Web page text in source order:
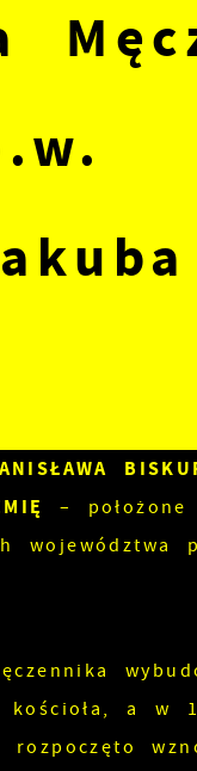
–
województwa
a w